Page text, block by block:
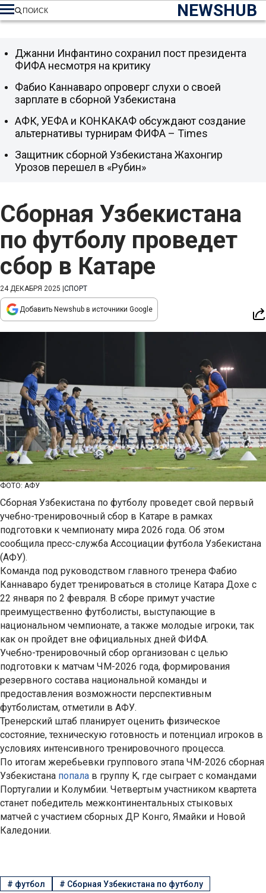
NEWSHUB
ПОИСК
Сборная Узбекистана
по футболу проведет
сбор в Катаре
24 ДЕКАБРЯ 2025 СПОРТ
Добавить Newshub в источники Google
ФОТО: АФУ
Сборная Узбекистана по футболу проведет свой первый
учебно-тренировочный сбор в Катаре в рамках
подготовки к чемпионату мира 2026 года. Об этом
сообщила пресс-служба Ассоциации футбола Узбекистана
(АФУ).
Команда под руководством главного тренера Фабио
Каннаваро будет тренироваться в столице Катара Дохе с
22 января по 2 февраля. В сборе примут участие
преимущественно футболисты, выступающие в
национальном чемпионате, а также молодые игроки, так
как он пройдет вне официальных дней ФИФА.
Учебно-тренировочный сбор организован с целью
подготовки к матчам ЧМ-2026 года, формирования
резервного состава национальной команды и
предоставления возможности перспективным
футболистам, отметили в АФУ.
Тренерский штаб планирует оценить физическое
состояние, техническую готовность и потенциал игроков в
условиях интенсивного тренировочного процесса.
По итогам жеребьевки группового этапа ЧМ-2026 сборная
Узбекистана попала в группу K, где сыграет с командами
Португалии и Колумбии. Четвертым участником квартета
станет победитель межконтинентальных стыковых
матчей с участием сборных ДР Конго, Ямайки и Новой
Каледонии.
Джанни Инфантино сохранил пост президента
ФИФА несмотря на критику
Фабио Каннаваро опроверг слухи о своей
зарплате в сборной Узбекистана
АФК, УЕФА и КОНКАКАФ обсуждают создание
альтернативы турнирам ФИФА – Times
Защитник сборной Узбекистана Жахонгир
Урозов перешел в «Рубин»
# футбол # Сборная Узбекистана по футболу